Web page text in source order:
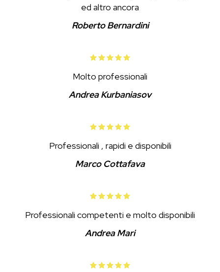
ed altro ancora
Roberto Bernardini
Molto professionali
Andrea Kurbaniasov
Professionali , rapidi e disponibili
Marco Cottafava
Professionali competenti e molto disponibili
Andrea Mari